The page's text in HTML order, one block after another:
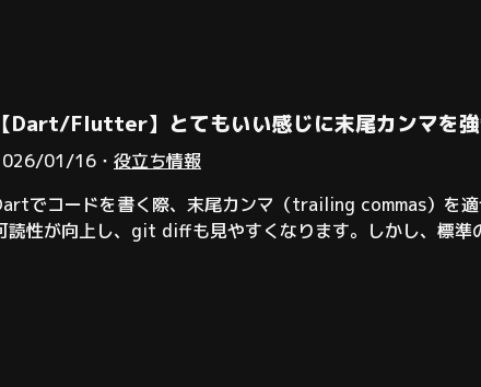
【Dart/Flutter】とてもいい感じに末尾カンマを
01/16・ 役立ち情報
でコードを書く際、末尾カンマ（trailing commas）を
読性が向上し、git diffも見やすくなります。しかし、標